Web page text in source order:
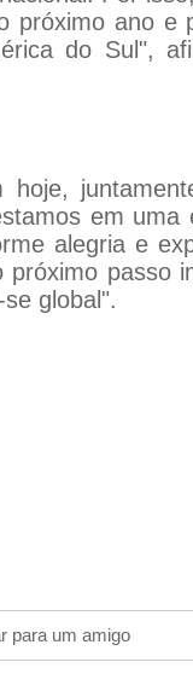
próximo ano
do Sul",
em
alegria e
passo
global".
para um amigo